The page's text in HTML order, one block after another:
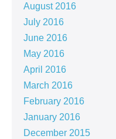
August 2016
July 2016
June 2016
May 2016
April 2016
March 2016
February 2016
January 2016
December 2015